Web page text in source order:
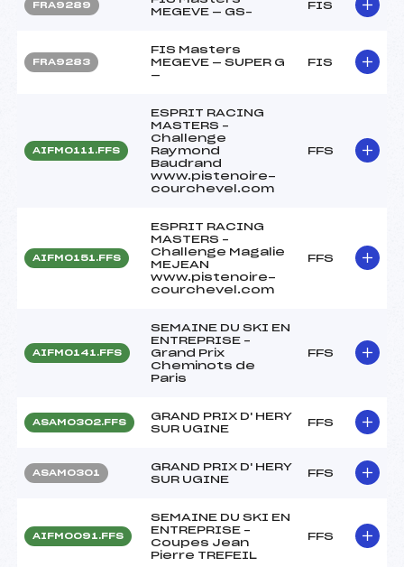
FRA9289
MEGEVE — GS–
FIS
FRA9283
FIS Masters
MEGEVE — SUPER G
—
FIS
AIFM0111.FFS
ESPRIT RACING
MASTERS –
Challenge
Raymond
Baudrand
www.pistenoire-
courchevel.com
FFS
AIFM0151.FFS
ESPRIT RACING
MASTERS –
Challenge Magalie
MEJEAN
www.pistenoire-
courchevel.com
FFS
AIFM0141.FFS
SEMAINE DU SKI EN
ENTREPRISE –
Grand Prix
Cheminots de
Paris
FFS
ASAM0302.FFS
GRAND PRIX D' HERY
SUR UGINE
FFS
ASAM0301
GRAND PRIX D' HERY
SUR UGINE
FFS
AIFM0091.FFS
SEMAINE DU SKI EN
ENTREPRISE –
Coupes Jean
Pierre TREFEIL
FFS